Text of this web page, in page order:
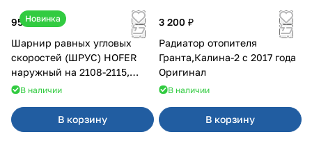
Новинка
950 ₽
Шарнир равных угловых
скоростей (ШРУС) HOFER
наружный на 2108-2115,
2110-2112
В наличии
В корзину
3 200 ₽
Радиатор отопителя
Гранта,Калина-2 с 2017 года
Оригинал
В наличии
В корзину